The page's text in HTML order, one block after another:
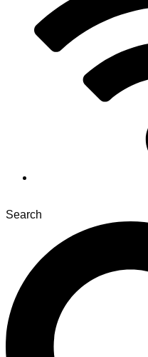
Search